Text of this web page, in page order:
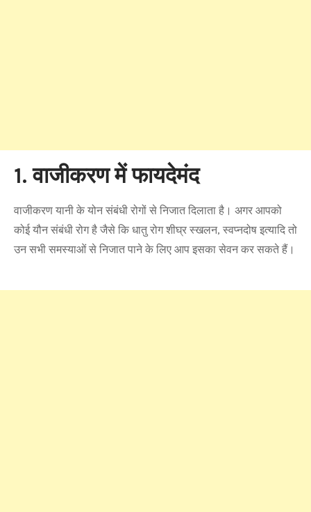
1. वाजीकरण में फायदेमंद
वाजीकरण यानी के योन संबंधी रोगों से निजात दिलाता है। अगर आपको
कोई यौन संबंधी रोग है जैसे कि धातु रोग शीघ्र स्खलन, स्वप्नदोष इत्यादि तो
उन सभी समस्याओं से निजात पाने के लिए आप इसका सेवन कर सकते हैं।